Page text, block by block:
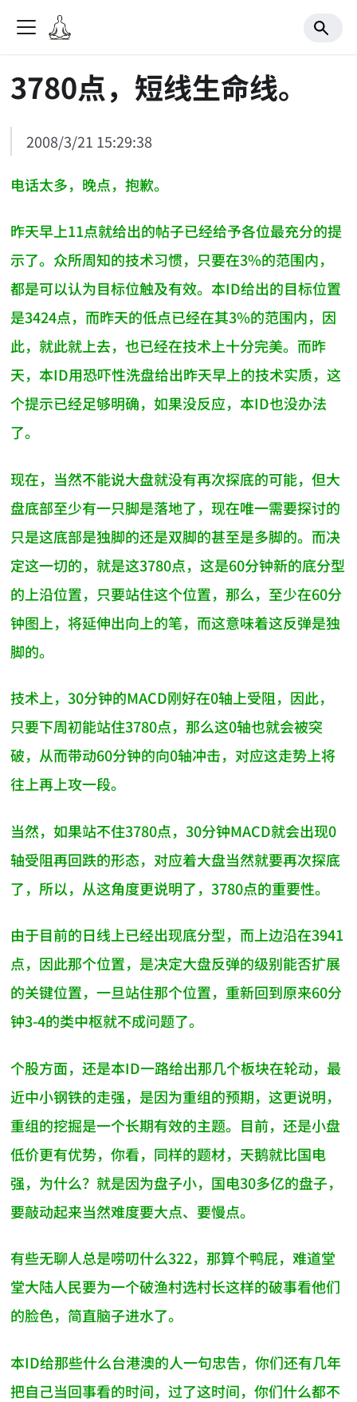
3780点，短线生命线。
2008/3/21 15:29:38
电话太多，晚点，抱歉。
昨天早上11点就给出的帖子已经给予各位最充分的提
示了。众所周知的技术习惯，只要在3%的范围内，
都是可以认为目标位触及有效。本ID给出的目标位置
是3424点，而昨天的低点已经在其3%的范围内，因
此，就此就上去，也已经在技术上十分完美。而昨
天，本ID用恐吓性洗盘给出昨天早上的技术实质，这
个提示已经足够明确，如果没反应，本ID也没办法
了。
现在，当然不能说大盘就没有再次探底的可能，但大
盘底部至少有一只脚是落地了，现在唯一需要探讨的
只是这底部是独脚的还是双脚的甚至是多脚的。而决
定这一切的，就是这3780点，这是60分钟新的底分型
的上沿位置，只要站住这个位置，那么，至少在60分
钟图上，将延伸出向上的笔，而这意味着这反弹是独
脚的。
技术上，30分钟的MACD刚好在0轴上受阻，因此，
只要下周初能站住3780点，那么这0轴也就会被突
破，从而带动60分钟的向0轴冲击，对应这走势上将
往上再上攻一段。
当然，如果站不住3780点，30分钟MACD就会出现0
轴受阻再回跌的形态，对应着大盘当然就要再次探底
了，所以，从这角度更说明了，3780点的重要性。
由于目前的日线上已经出现底分型，而上边沿在3941
点，因此那个位置，是决定大盘反弹的级别能否扩展
的关键位置，一旦站住那个位置，重新回到原来60分
钟3-4的类中枢就不成问题了。
个股方面，还是本ID一路给出那几个板块在轮动，最
近中小钢铁的走强，是因为重组的预期，这更说明，
重组的挖掘是一个长期有效的主题。目前，还是小盘
低价更有优势，你看，同样的题材，天鹅就比国电
强，为什么？就是因为盘子小，国电30多亿的盘子，
要敲动起来当然难度要大点、要慢点。
有些无聊人总是唠叨什么322，那算个鸭屁，难道堂
堂大陆人民要为一个破渔村选村长这样的破事看他们
的脸色，简直脑子进水了。
本ID给那些什么台港澳的人一句忠告，你们还有几年
把自己当回事看的时间，过了这时间，你们什么都不